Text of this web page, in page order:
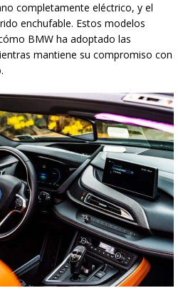
completamente eléctrico, y el
enchufable. Estos modelos
BMW ha adoptado las
mantiene su compromiso con